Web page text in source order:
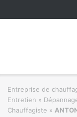
Entreprise de
Entretien »
Chauffagiste »